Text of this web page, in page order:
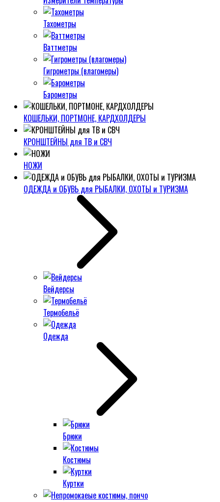
Тахометры
Ваттметры
Гигрометры (влагомеры)
Барометры
КОШЕЛЬКИ, ПОРТМОНЕ, КАРДХОЛДЕРЫ
КРОНШТЕЙНЫ для ТВ и СВЧ
НОЖИ
ОДЕЖДА и ОБУВЬ для РЫБАЛКИ, ОХОТЫ и ТУРИЗМА
Вейдерсы
Термобельё
Одежда
Брюки
Костюмы
Куртки